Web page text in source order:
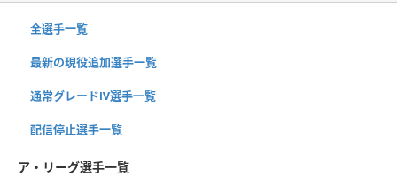
全選手一覧
最新の現役追加選手一覧
通常グレードⅣ選手一覧
配信停止選手一覧
ア・リーグ選手一覧